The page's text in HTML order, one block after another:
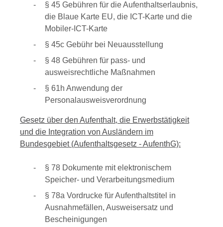
§ 45 Gebühren für die Aufenthaltserlaubnis,
die Blaue Karte EU, die ICT-Karte und die
Mobiler-ICT-Karte
§ 45c Gebühr bei Neuausstellung
§ 48 Gebühren für pass- und
ausweisrechtliche Maßnahmen
§ 61h Anwendung der
Personalausweisverordnung
Gesetz über den Aufenthalt, die Erwerbstätigkeit
und die Integration von Ausländern im
Bundesgebiet (Aufenthaltsgesetz - AufenthG):
§ 78 Dokumente mit elektronischem
Speicher- und Verarbeitungsmedium
§ 78a Vordrucke für Aufenthaltstitel in
Ausnahmefällen, Ausweisersatz und
Bescheinigungen